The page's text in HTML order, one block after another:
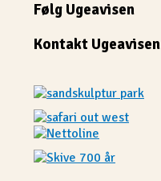
Følg Ugeavisen
Kontakt Ugeavisen